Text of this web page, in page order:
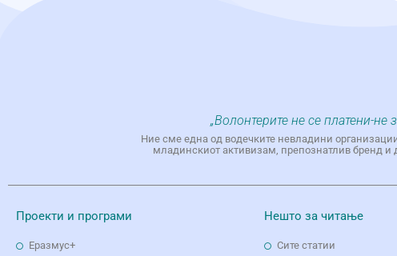
„Волонтерите не се платени-не
Ние сме една од водечките невладини
младинскиот активизам, препознатлив бренд и
Проекти и програми
Еразмус+
Нешто за читање
Сите статии